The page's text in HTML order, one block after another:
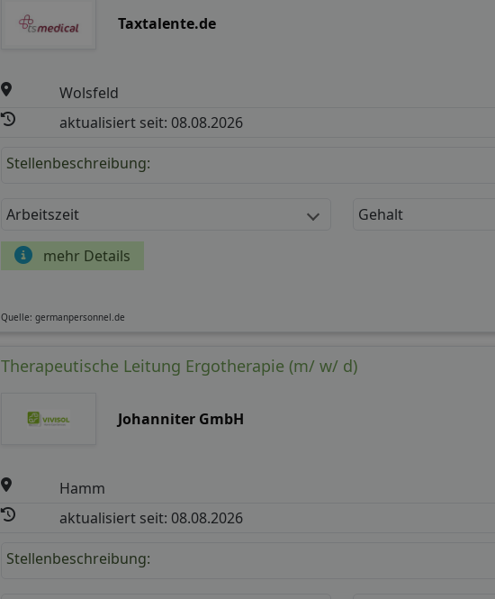
Taxtalente.de
Wolsfeld
aktualisiert seit: 08.08.2026
Stellenbeschreibung:
Arbeitszeit Gehalt
mehr Details
Quelle: germanpersonnel.de
Therapeutische Leitung Ergotherapie (m/ w/ d)
Johanniter GmbH
Hamm
aktualisiert seit: 08.08.2026
Stellenbeschreibung: